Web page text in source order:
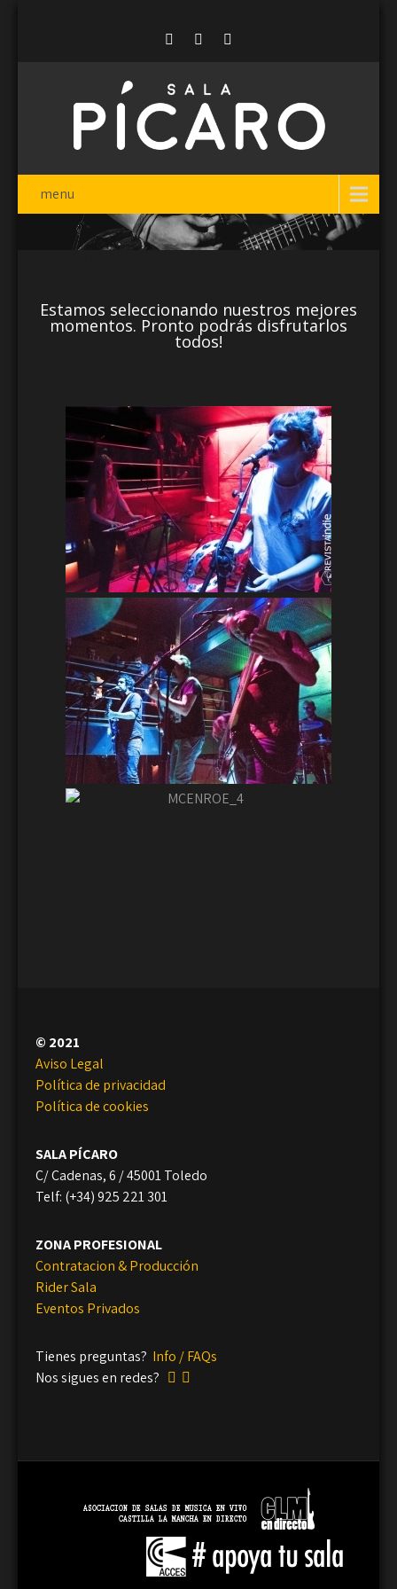
menu
Estamos seleccionando nuestros mejores
momentos. Pronto podrás disfrutarlos
todos!
© 2021
Aviso Legal
Política de privacidad
Política de cookies
SALA PÍCARO
C/ Cadenas, 6 / 45001 Toledo
Telf: (+34) 925 221 301
ZONA PROFESIONAL
Contratacion & Producción
Rider Sala
Eventos Privados
Tienes preguntas? Info / FAQs
Nos sigues en redes?